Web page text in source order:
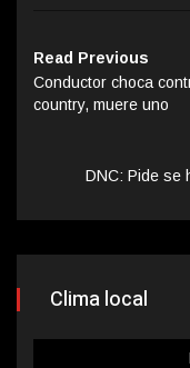
Read Previous
Conductor choca
country, muere uno
DNC: Pide se
Clima local